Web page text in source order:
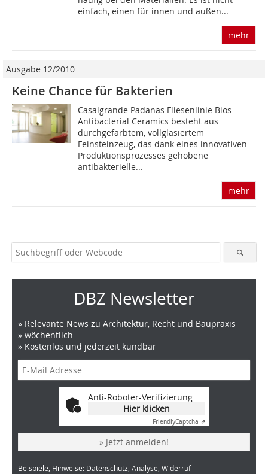
einfach, einen für innen und außen...
mehr
Ausgabe 12/2010
Keine Chance für Bakterien
Casalgrande Padanas Fliesenlinie Bios -
Antibacterial Ceramics besteht aus
durchgefärbtem, vollglasiertem
Feinsteinzeug, das dank eines innovativen
Produktionsprozesses gehobene
antibakterielle...
mehr
DBZ Newsletter
» Relevante News zu Architektur, Recht und Baupraxis
» wöchentlich
» Kostenlos und jederzeit kündbar
Anti-Roboter-Verifizierung
Hier klicken
FriendlyCaptcha ⇗
» Jetzt anmelden!
Beispiele, Hinweise: Datenschutz, Analyse, Widerruf